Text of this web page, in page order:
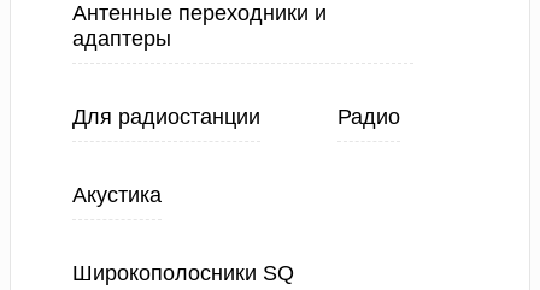
Антенные переходники и
адаптеры
Для радиостанции Радио
Акустика
Широкополосники SQ